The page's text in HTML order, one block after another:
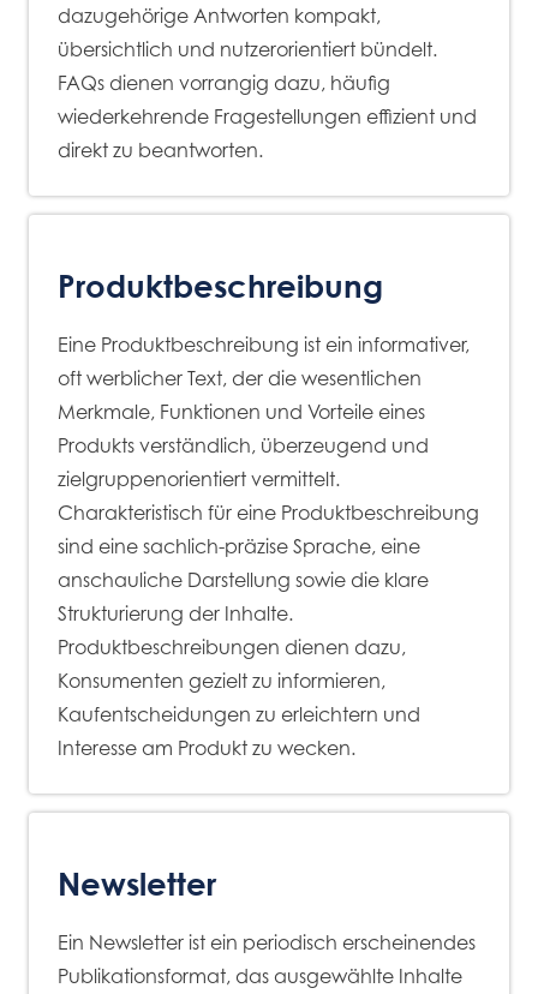
dazugehörige Antworten kompakt,
übersichtlich und nutzerorientiert bündelt.
FAQs dienen vorrangig dazu, häufig
wiederkehrende Fragestellungen effizient und
direkt zu beantworten.
Produktbeschreibung
Eine Produktbeschreibung ist ein informativer,
oft werblicher Text, der die wesentlichen
Merkmale, Funktionen und Vorteile eines
Produkts verständlich, überzeugend und
zielgruppenorientiert vermittelt.
Charakteristisch für eine Produktbeschreibung
sind eine sachlich-präzise Sprache, eine
anschauliche Darstellung sowie die klare
Strukturierung der Inhalte.
Produktbeschreibungen dienen dazu,
Konsumenten gezielt zu informieren,
Kaufentscheidungen zu erleichtern und
Interesse am Produkt zu wecken.
Newsletter
Ein Newsletter ist ein periodisch erscheinendes
Publikationsformat, das ausgewählte Inhalte